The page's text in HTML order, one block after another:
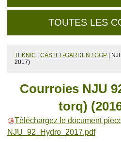
TOUTES LES
TEKNIC CASTEL-GARDEN / GGP |
2017)
Courroies NJU
torq)
Téléchargez le document
NJU_92_Hydro_2017.pdf